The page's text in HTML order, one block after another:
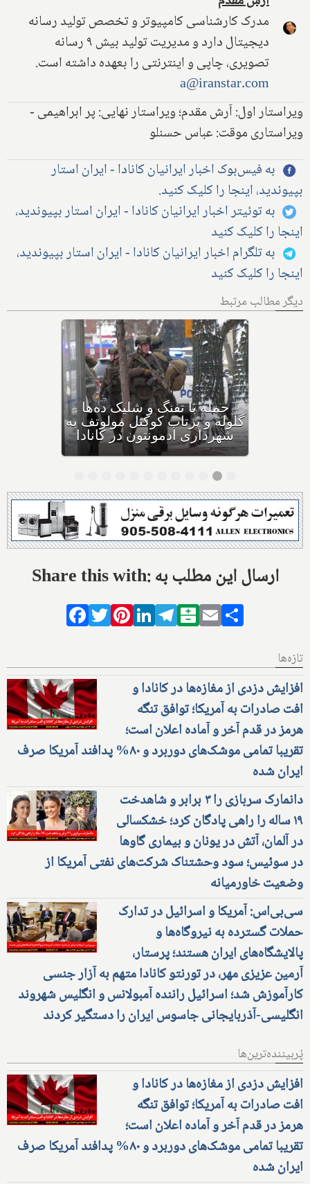
مدرک کارشناسی کامپیوتر و تخصص تولید رسانه
دیجیتال دارد و مدیریت تولید بیش ۹ رسانه
تصویری، چاپی و اینترنتی را بعهده داشته است.
a@iranstar.com
ویراستار اول: آرش مقدم؛ ویراستار نهایی: پر ابراهیمی -
ویراستاری موقت: عباس حسنلو
به فیس‌بوک اخبار ایرانیان کانادا - ایران استار
بپیوندید، اینجا را کلیک کنید.
به توئیتر اخبار ایرانیان کانادا - ایران استار بپیوندید،
اینجا را کلیک کنید
به تلگرام اخبار ایرانیان کانادا - ایران استار بپیوندید،
اینجا را کلیک کنید
دیگر مطالب مرتبط
بهداشت کانادا: این داروی
کودکان، ماست و چیا، را
مصرف نکنید و این تشک نیز
احتمال خفگی دارد
Share this with: ارسال این مطلب به
Facebook
TwitterPinterestLinkedIn
Telegram
Balatarin
Email
تازه‌ها
افزایش دزدی از مغازه‌ها در کانادا و
افت صادرات به آمریکا؛ توافق تنگه
هرمز در قدم آخر و آماده اعلان است؛
تقریبا تمامی موشک‌های دوربرد و ۸۰% پدافند آمریکا صرف
ایران شده
دانمارک سربازی را ۳ برابر و شاهدخت
۱۹ ساله را راهی پادگان کرد؛ خشکسالی
در آلمان، آتش در یونان و بیماری گاوها
در سوئیس؛ سود وحشتناک شرکت‌های نفتی آمریکا از
وضعیت خاورمیانه
سی‌بی‌اس: آمریکا و اسرائیل در تدارک
حملات گسترده به نیروگاه‌ها و
پالایشگاه‌های ایران هستند؛ پرستار،
آرمین عزیزی مهر، در تورنتو کانادا متهم به آزار جنسی
کارآموزش شد؛ اسرائیل راننده آمبولانس و انگلیس شهروند
انگلیسی-آذربایجانی جاسوس ایران را دستگیر کردند
پُربیننده‌ترین‌ها
افزایش دزدی از مغازه‌ها در کانادا و
افت صادرات به آمریکا؛ توافق تنگه
هرمز در قدم آخر و آماده اعلان است؛
تقریبا تمامی موشک‌های دوربرد و ۸۰% پدافند آمریکا صرف
ایران شده